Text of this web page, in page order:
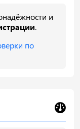
и
.
по